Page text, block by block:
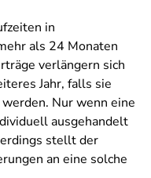
in
als 24 Monaten
verlängern sich
Jahr, falls sie
Nur wenn eine
ausgehandelt
stellt der
an eine solche